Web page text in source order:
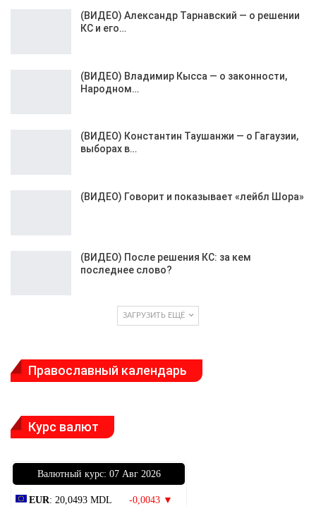
(ВИДЕО) Александр Тарнавский — о решении
КС и его…
(ВИДЕО) Владимир Кысса — о законности,
Народном…
(ВИДЕО) Константин Таушанжи — о Гагаузии,
выборах в…
(ВИДЕО) Говорит и показывает «лейбл Шора»
(ВИДЕО) После решения КС: за кем
последнее слово?
ЗАГРУЗИТЬ ЕЩЁ
Православный календарь
Курс валют
Bалютный курс: 07 Авг 2026
EUR: 20,0493 MDL -0,0043 ▼